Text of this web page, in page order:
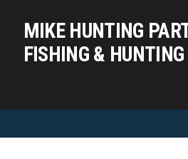
MIKE HUNTING
FISHING &
EDITII
CONTACT
EN